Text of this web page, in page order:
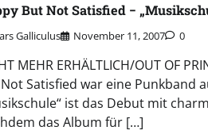
But Not Satisfied −
Galliculus November 11, 2007 0
MEHR ERHÄLTLICH/OUT OF
Satisfied war eine Punkband
ist das Debut mit
das Album für […]